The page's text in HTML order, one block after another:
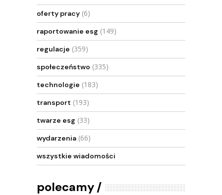
oferty pracy (6)
raportowanie esg (149)
regulacje (359)
społeczeństwo (335)
technologie (183)
transport (193)
twarze esg (33)
wydarzenia (66)
wszystkie wiadomości
polecamy